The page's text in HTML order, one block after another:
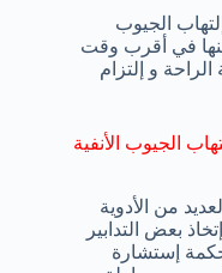
الجيوب
منها في أقرب وقت
و إلتزام
الجيوب الأنفية
من الأدوية
بعض التدابير
إستشارة